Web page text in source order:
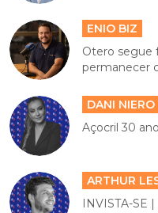
ENIO BIZ
Otero segue
permanecer
DANI NIERO
Açocril 30
ARTHUR
INVISTA-SE